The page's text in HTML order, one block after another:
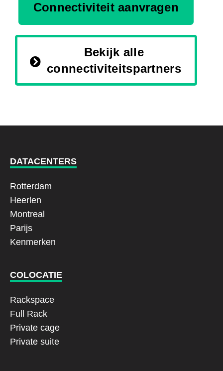
Connectiviteit aanvragen
Bekijk alle
connectiviteitspartners
DATACENTERS
Rotterdam
Heerlen
Montreal
Parijs
Kenmerken
COLOCATIE
Rackspace
Full Rack
Private cage
Private suite